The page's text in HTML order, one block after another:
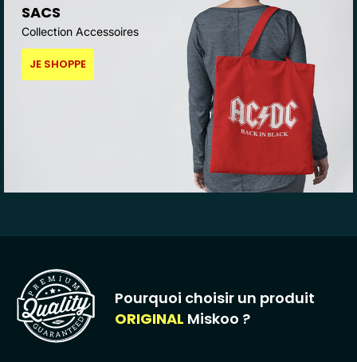
SACS
Collection Accessoires
JE SHOPPE
Pourquoi choisir un produit
ORIGINAL Miskoo ?